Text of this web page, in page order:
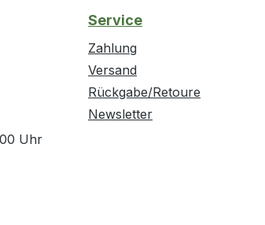
Uhr
Service
Zahlung
Versand
Rückgabe/Retoure
Newsletter